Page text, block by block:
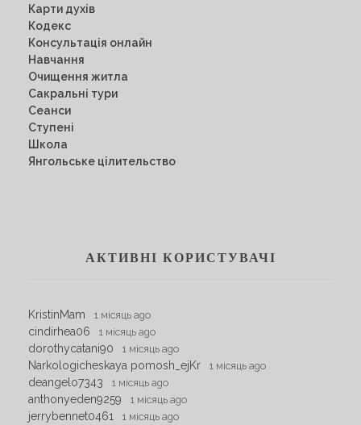
Карти духів
Кодекс
Консультація онлайн
Навчання
Очищення житла
Сакральні тури
Сеанси
Ступені
Школа
Янгольське цілительство
АКТИВНІ КОРИСТУВАЧІ
KristinMam 1 місяць ago
cindirhea06 1 місяць ago
dorothycatani90 1 місяць ago
Narkologicheskaya pomosh_ejKr 1 місяць ago
deangelo7343 1 місяць ago
anthonyeden9259 1 місяць ago
jerrybennet0461 1 місяць ago